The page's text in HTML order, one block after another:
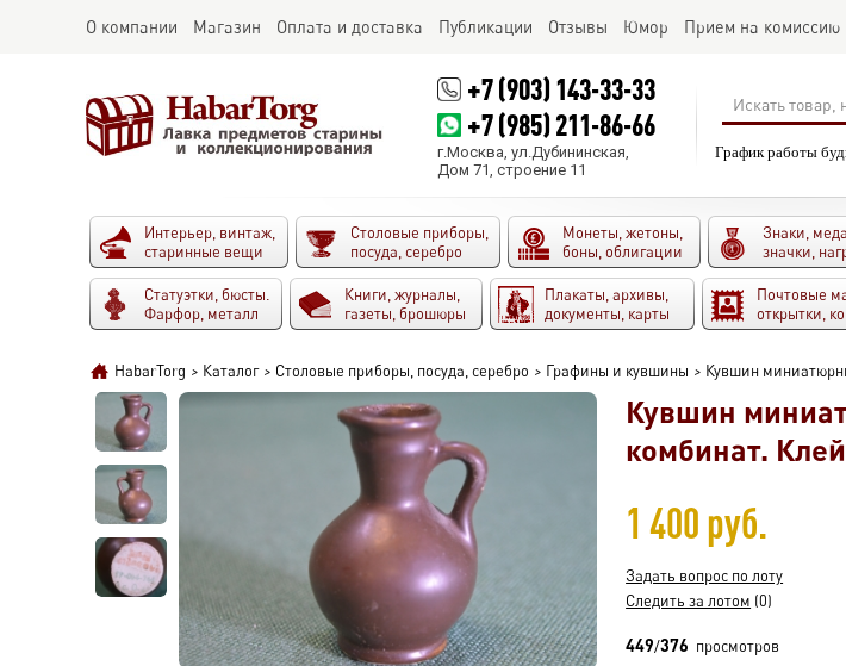
О компании Магазин Оплата и доставка Публикации Отзывы Юмор Прием на комиссию
+7 (903) 143-33-33
+7 (985) 211-86-66
г.Москва, ул.Дубининская,
Дом 71, строение 11
График работы
Интерьер, винтаж,
старинные вещи
Столовые приборы,
посуда, серебро
Монеты, жетоны,
боны, облигации
Знаки,
значки,
Статуэтки, бюсты.
Фарфор, металл
Книги, журналы,
газеты, брошюры
Плакаты, архивы,
документы, карты
Почтовые
открытки,
HabarTorg > Каталог > Столовые приборы, посуда, серебро > Графины и кувшины > Кувшин
Кувшин
комбинат.
1 400 руб.
Задать вопрос по лоту
Следить за лотом (0)
449/376 просмотров